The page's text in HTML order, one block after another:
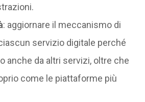
: aggiornare il meccanismo di
servizio digitale perché
anche da altri servizi, oltre che
come le piattaforme più